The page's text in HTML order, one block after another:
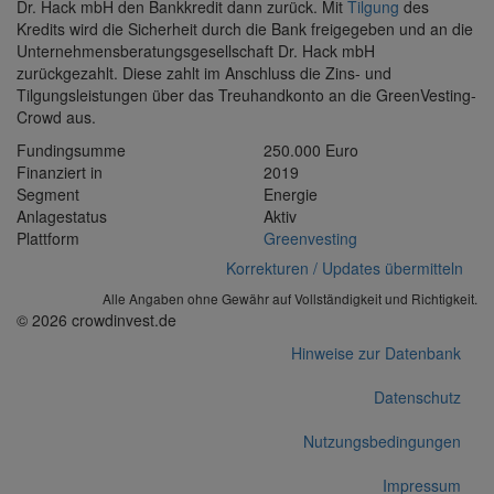
Dr. Hack mbH den Bankkredit dann zurück. Mit Tilgung des
Kredits wird die Sicherheit durch die Bank freigegeben und an die
Unternehmensberatungsgesellschaft Dr. Hack mbH
zurückgezahlt. Diese zahlt im Anschluss die Zins- und
Tilgungsleistungen über das Treuhandkonto an die GreenVesting-
Crowd aus.
Fundingsumme
250.000 Euro
Finanziert in
2019
Segment
Energie
Anlagestatus
Aktiv
Plattform
Greenvesting
Korrekturen / Updates übermitteln
Alle Angaben ohne Gewähr auf Vollständigkeit und Richtigkeit.
© 2026 crowdinvest.de
Hinweise zur Datenbank
Datenschutz
Nutzungsbedingungen
Impressum